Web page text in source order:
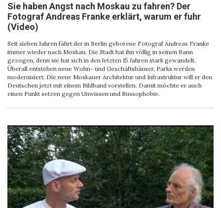
Sie haben Angst nach Moskau zu fahren? Der
Fotograf Andreas Franke erklärt, warum er fuhr
(Video)
Seit sieben Jahren fährt der in Berlin geborene Fotograf Andreas Franke
immer wieder nach Moskau. Die Stadt hat ihn völlig in seinen Bann
gezogen, denn sie hat sich in den letzten 15 Jahren stark gewandelt.
Überall entstehen neue Wohn- und Geschäftshäuser, Parks werden
modernisiert. Die neue Moskauer Architektur und Infrastruktur will er den
Deutschen jetzt mit einem Bildband vorstellen. Damit möchte er auch
einen Punkt setzen gegen Unwissen und Russophobie.